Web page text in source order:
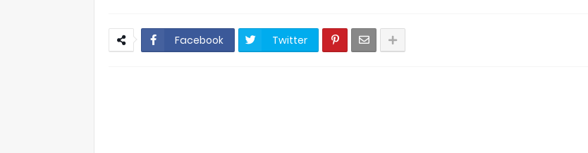
Facebook Twitter